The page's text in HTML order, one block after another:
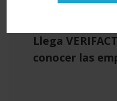
Llega
conocer las